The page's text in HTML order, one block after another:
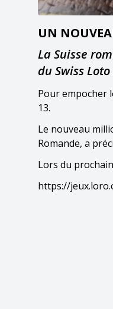
UN
La Suisse
du Swiss
Pour empocher
13.
Le nouveau
Romande, a
Lors du
https://